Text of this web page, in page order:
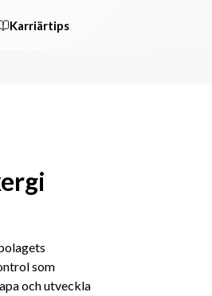
Karriärtips
som
och utveckla